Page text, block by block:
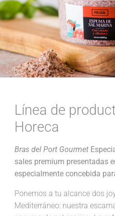
Línea de
Horeca
Bras del Port Gourmet
sales premium presentadas
especialmente concebida
Ponemos a tu alcance dos
Mediterráneo: nuestra